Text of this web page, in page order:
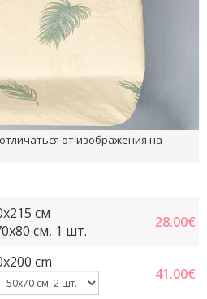
от изображения на
cм
см, 1 шт.
28.00€
cm
41.00€